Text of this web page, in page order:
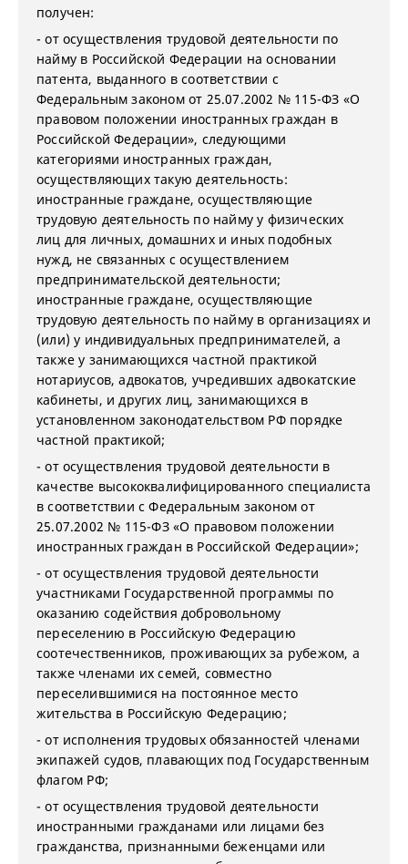
получен:
- от осуществления трудовой деятельности по
найму в Российской Федерации на основании
патента, выданного в соответствии с
Федеральным законом от 25.07.2002 № 115-ФЗ «О
правовом положении иностранных граждан в
Российской Федерации», следующими
категориями иностранных граждан,
осуществляющих такую деятельность:
иностранные граждане, осуществляющие
трудовую деятельность по найму у физических
лиц для личных, домашних и иных подобных
нужд, не связанных с осуществлением
предпринимательской деятельности;
иностранные граждане, осуществляющие
трудовую деятельность по найму в организациях и
(или) у индивидуальных предпринимателей, а
также у занимающихся частной практикой
нотариусов, адвокатов, учредивших адвокатские
кабинеты, и других лиц, занимающихся в
установленном законодательством РФ порядке
частной практикой;
- от осуществления трудовой деятельности в
качестве высококвалифицированного специалиста
в соответствии с Федеральным законом от
25.07.2002 № 115-ФЗ «О правовом положении
иностранных граждан в Российской Федерации»;
- от осуществления трудовой деятельности
участниками Государственной программы по
оказанию содействия добровольному
переселению в Российскую Федерацию
соотечественников, проживающих за рубежом, а
также членами их семей, совместно
переселившимися на постоянное место
жительства в Российскую Федерацию;
- от исполнения трудовых обязанностей членами
экипажей судов, плавающих под Государственным
флагом РФ;
- от осуществления трудовой деятельности
иностранными гражданами или лицами без
гражданства, признанными беженцами или